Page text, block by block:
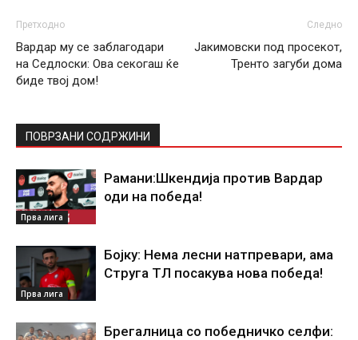
Претходно
Вардар му се заблагодари
на Седлоски: Ова секогаш ќе
биде твој дом!
Следно
Јакимовски под просекот,
Тренто загуби дома
ПОВРЗАНИ СОДРЖИНИ
Прва лига
Рамани:Шкендија против Вардар
оди на победа!
Прва лига
Бојку: Нема лесни натпревари, ама
Струга ТЛ посакува нова победа!
Брегалница со победничко селфи: